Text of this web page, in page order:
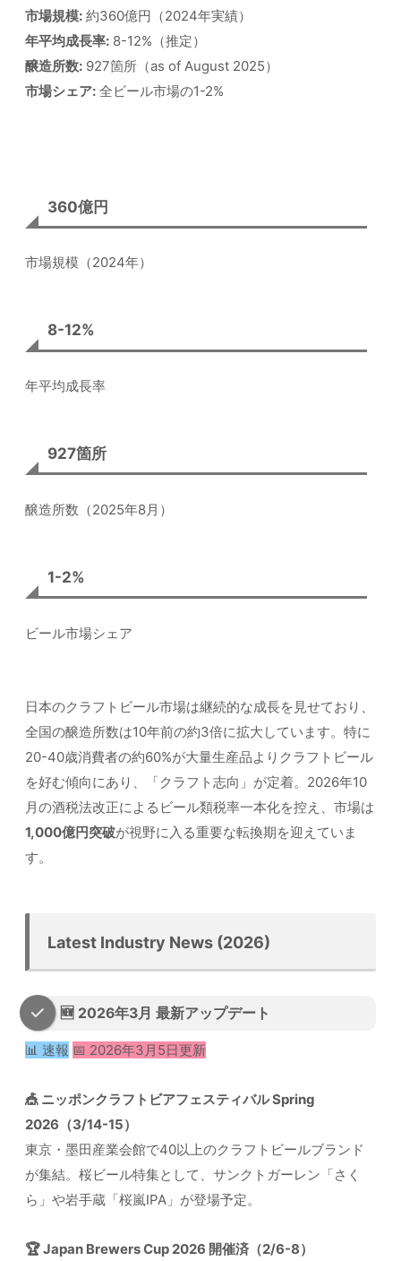
市場規模: 約360億円（2024年実績）
年平均成長率: 8-12%（推定）
醸造所数: 927箇所（as of August 2025）
市場シェア: 全ビール市場の1-2%
360億円
市場規模（2024年）
8-12%
年平均成長率
927箇所
醸造所数（2025年8月）
1-2%
ビール市場シェア
日本のクラフトビール市場は継続的な成長を見せており、
全国の醸造所数は10年前の約3倍に拡大しています。特に
20-40歳消費者の約60%が大量生産品よりクラフトビール
を好む傾向にあり、「クラフト志向」が定着。2026年10
月の酒税法改正によるビール類税率一本化を控え、市場は
1,000億円突破が視野に入る重要な転換期を迎えていま
す。
Latest Industry News (2026)
🆕 2026年3月 最新アップデート
📊 速報 📅 2026年3月5日更新
🎪 ニッポンクラフトビアフェスティバル Spring
2026（3/14-15）
東京・墨田産業会館で40以上のクラフトビールブランド
が集結。桜ビール特集として、サンクトガーレン「さく
ら」や岩手蔵「桜嵐IPA」が登場予定。
🏆 Japan Brewers Cup 2026 開催済（2/6-8）